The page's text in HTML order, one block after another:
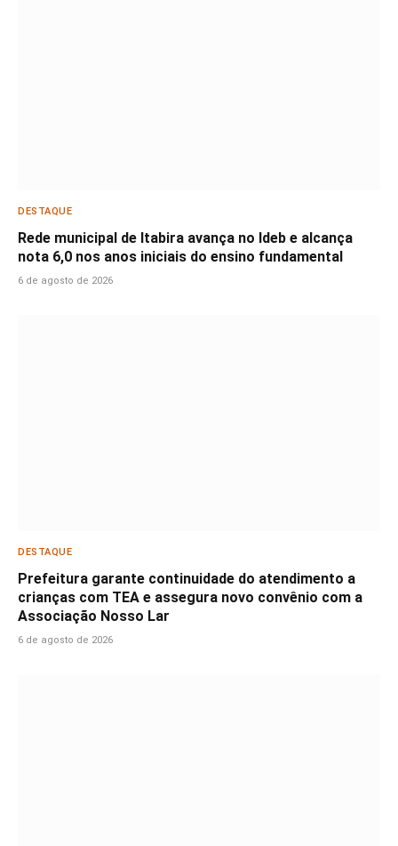
DESTAQUE
Rede municipal de Itabira avança no Ideb e alcança
nota 6,0 nos anos iniciais do ensino fundamental
6 de agosto de 2026
DESTAQUE
Prefeitura garante continuidade do atendimento a
crianças com TEA e assegura novo convênio com a
Associação Nosso Lar
6 de agosto de 2026